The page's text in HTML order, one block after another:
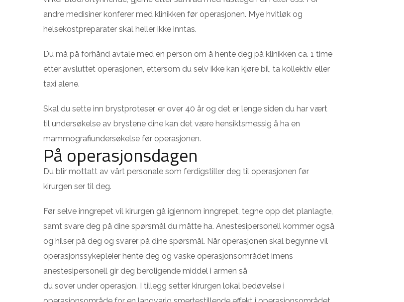
andre medisiner konferer med klinikken før operasjonen. Mye hvitløk og
helsekostpreparater skal heller ikke inntas.
Du må på forhånd avtale med en person om å hente deg på klinikken ca. 1 time
etter avsluttet operasjonen, ettersom du selv ikke kan kjøre bil, ta kollektiv eller
taxi alene.
Skal du sette inn brystproteser, er over 40 år og det er lenge siden du har vært
til undersøkelse av brystene dine kan det være hensiktsmessig å ha en
mammografiundersøkelse før operasjonen.
På operasjonsdagen
Du blir mottatt av vårt personale som ferdigstiller deg til operasjonen før
kirurgen ser til deg.
Før selve inngrepet vil kirurgen gå igjennom inngrepet, tegne opp det planlagte,
samt svare deg på dine spørsmål du måtte ha. Anestesipersonell kommer også
og hilser på deg og svarer på dine spørsmål. Når operasjonen skal begynne vil
operasjonssykepleier hente deg og vaske operasjonsområdet imens
anestesipersonell gir deg beroligende middel i armen så
du sover under operasjon. I tillegg setter kirurgen lokal bedøvelse i